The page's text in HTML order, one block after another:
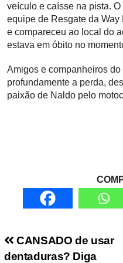
veículo e caísse na pista.
equipe de Resgate da
e compareceu ao local do
estava em óbito no
Amigos e companheiros
profundamente a perda,
paixão de Naldo pelo
Navegação
CANSADO de usar
dentaduras? Diga